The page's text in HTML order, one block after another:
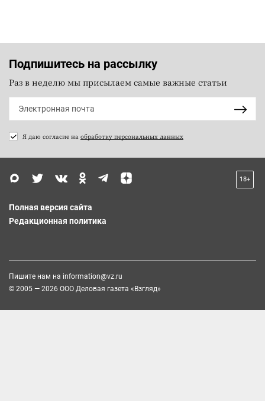
Подпишитесь на рассылку
Раз в неделю мы присылаем самые важные статьи
Я даю согласие на обработку персональных данных
18+
Полная версия сайта
Редакционная политика
Пишите нам на information@vz.ru
© 2005 — 2026 ООО Деловая газета «Взгляд»